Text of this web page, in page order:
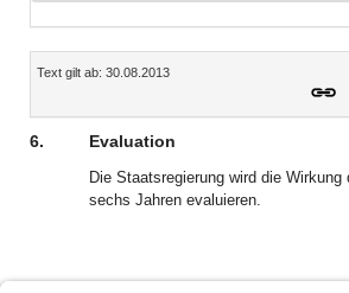
Inhalt
Text gilt ab: 30.08.2013
6. Evaluation
Die Staatsregierung wird die Wirkung
sechs Jahren evaluieren.